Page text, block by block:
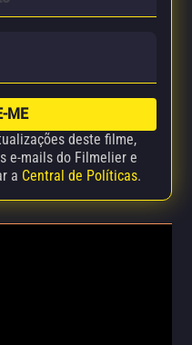
ME
deste filme,
e-mails do Filmelier e
a Central de Políticas.